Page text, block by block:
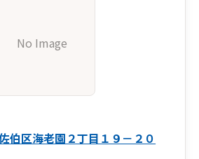
No Image
伯区海老園２丁目１９－２０